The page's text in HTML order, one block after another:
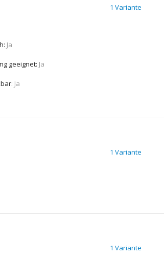
Ja
geeignet: Ja
Ja
1 Variante
1 Variante
1 Variante